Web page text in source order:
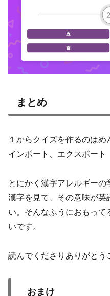
まとめ
１からクイズを作るのは
インポート、エクスポー
とにかく漢字アレルギーの
漢字を見て、その意味が
い。そんなふうにおもっ
いです。
読んでくださりありがとう
おまけ